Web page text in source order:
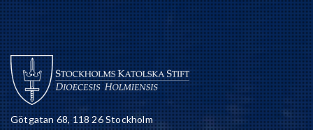
Götgatan 68, 118 26 Stockholm